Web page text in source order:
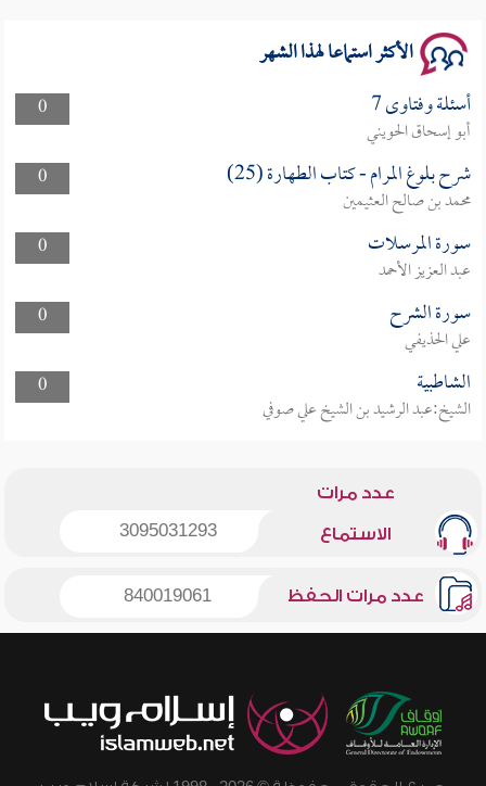
الأكثر استماعا لهذا الشهر
0 أسئلة وفتاوى 7
أبو إسحاق الحويني
0
شرح بلوغ المرام - كتاب الطهارة (25)
محمد بن صالح العثيمين
0
سورة المرسلات
عبد العزيز الأحمد
0
سورة الشرح
علي الحذيفي
0
الشاطبية
الشيخ:عبد الرشيد بن الشيخ علي صوفي
عدد مرات
الاستماع 3095031293
عدد مرات الحفظ 840019061